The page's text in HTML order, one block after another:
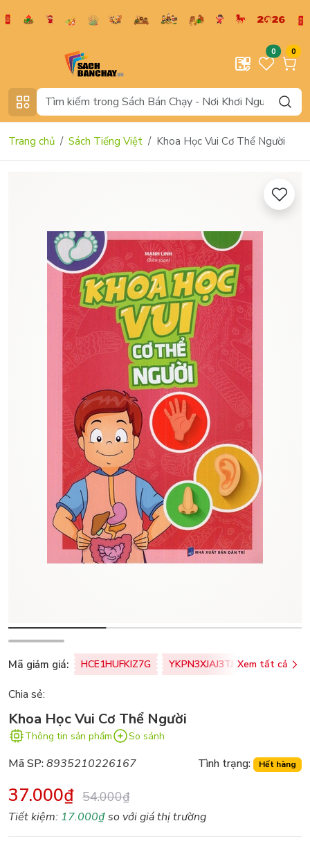
0 0
Trang chủ Sách Tiếng Việt Khoa Học Vui Cơ Thể Người
Mã giảm giá: HCE1HUFKIZ7G YKPN3XJAJ3TJ Xem tất cả
Chia sẻ:
Khoa Học Vui Cơ Thể Người
Thông tin sản phẩm So sánh
Mã SP:8935210226167 Tình trạng: Hết hàng
37.000₫ 54.000₫
Tiết kiệm: 17.000₫so với giá thị trường